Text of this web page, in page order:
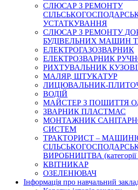
СЛЮСАР З РЕМОНТУ
УСТАТКУВАННЯ
СЛЮСАР З РЕМОНТУ
БУДІВЕЛЬНИХ МАШИН
ЕЛЕКТРОГАЗОЗВАРНИК
ЕЛЕКТРОЗВАРНИК
РИХТУВАЛЬНИК
МАЛЯР, ШТУКАТУР
ЛИЦЮВАЛЬНИК-
ВОДІЙ
МАЙСТЕР З ПОШИТТЯ
ЗВАРНИК ПЛАСТМАС
МОНТАЖНИК
СИСТЕМ
ТРАКТОРИСТ –
ВИРОБНИЦТВА
КВІТНИКАР
ОЗЕЛЕНЮВАЧ
Інформація про навчальний